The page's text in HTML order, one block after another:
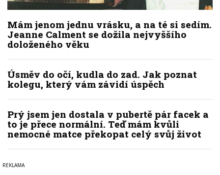
Mám jenom jednu vrásku, a na té si sedím.
Jeanne Calment se dožila nejvyššího
doloženého věku
Úsměv do očí, kudla do zad. Jak poznat
kolegu, který vám závidí úspěch
Prý jsem jen dostala v pubertě pár facek a
to je přece normální. Teď mám kvůli
nemocné matce překopat celý svůj život